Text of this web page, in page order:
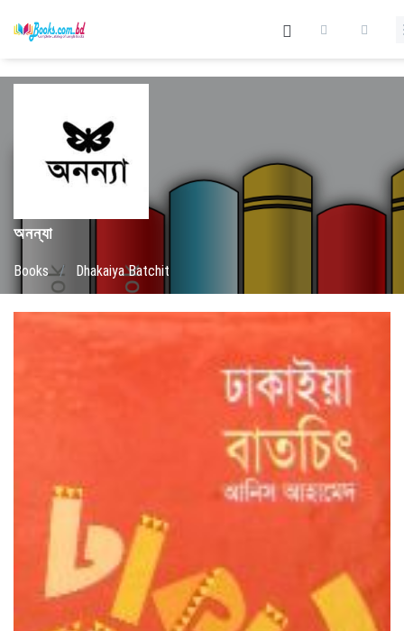
অনন্যা
Books / Dhakaiya Batchit